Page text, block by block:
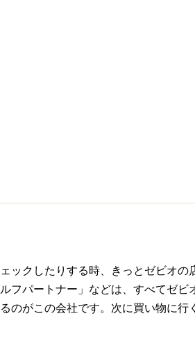
ックしたりする時、きっとゼビオの
フパートナー」などは、すべてゼビ
のがこの会社です。次に買い物に行